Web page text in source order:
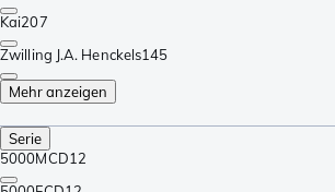
Kai207
Zwilling J.A. Henckels145
Mehr anzeigen
Serie
5000MCD12